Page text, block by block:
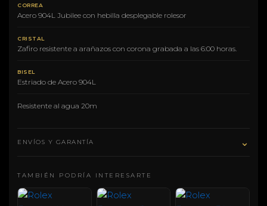
CORREA
Acero 904L Jubilee con hebilla desplegable rolesor
CRISTAL
Zafiro resistente a arañazos con corona grabada a las 6:00 horas.
BISEL
Estriado de Acero 904L
Resistente al agua 20m
ENVÍOS Y GARANTÍA ⌄
TAMBIÉN PODRÍA INTERESARTE